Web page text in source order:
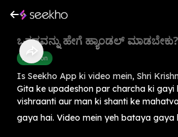
ಒತ್ತಡವನ್ನು ಹೇಗೆ ಹ್ಯಾಂಡಲ್ ಮಾಡಬೇಕು?
Devotion
Is Seekho App ki video mein, Shri
Gita ke upadeshon par charcha ki gayi
vishraanti aur man ki shanti ke
gaya hai. Video mein yeh bataya gaya